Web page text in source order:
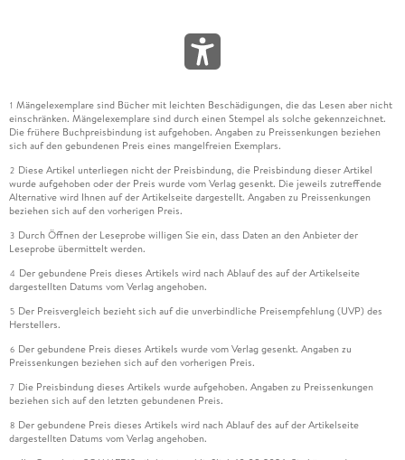
1 Mängelexemplare sind Bücher mit leichten Beschädigungen, die das Lesen aber nicht
einschränken. Mängelexemplare sind durch einen Stempel als solche gekennzeichnet.
Die frühere Buchpreisbindung ist aufgehoben. Angaben zu Preissenkungen beziehen
sich auf den gebundenen Preis eines mangelfreien Exemplars.
2 Diese Artikel unterliegen nicht der Preisbindung, die Preisbindung dieser Artikel
wurde aufgehoben oder der Preis wurde vom Verlag gesenkt. Die jeweils zutreffende
Alternative wird Ihnen auf der Artikelseite dargestellt. Angaben zu Preissenkungen
beziehen sich auf den vorherigen Preis.
3 Durch Öffnen der Leseprobe willigen Sie ein, dass Daten an den Anbieter der
Leseprobe übermittelt werden.
4 Der gebundene Preis dieses Artikels wird nach Ablauf des auf der Artikelseite
dargestellten Datums vom Verlag angehoben.
5 Der Preisvergleich bezieht sich auf die unverbindliche Preisempfehlung (UVP) des
Herstellers.
6 Der gebundene Preis dieses Artikels wurde vom Verlag gesenkt. Angaben zu
Preissenkungen beziehen sich auf den vorherigen Preis.
7 Die Preisbindung dieses Artikels wurde aufgehoben. Angaben zu Preissenkungen
beziehen sich auf den letzten gebundenen Preis.
8 Der gebundene Preis dieses Artikels wird nach Ablauf des auf der Artikelseite
dargestellten Datums vom Verlag angehoben.